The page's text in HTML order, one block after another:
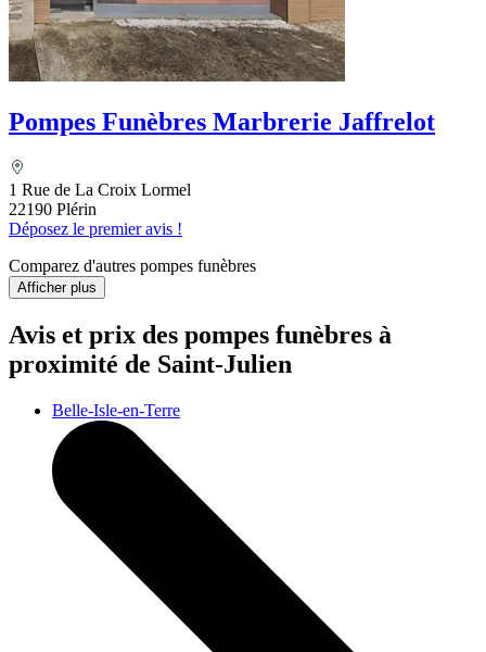
Pompes Funèbres Marbrerie Jaffrelot
1 Rue de La Croix Lormel
22190 Plérin
Déposez le premier avis !
Comparez d'autres pompes funèbres
Afficher plus
Avis et prix des pompes funèbres à
proximité de Saint-Julien
Belle-Isle-en-Terre